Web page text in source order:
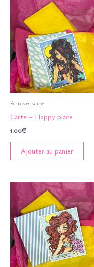
Anniversaire
Carte – Happy place
1.00€
Ajouter au panier